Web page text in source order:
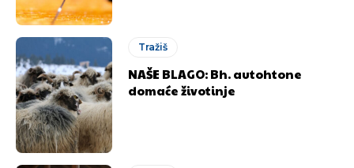
Tražiš
NAŠE BLAGO: Bh. autohtone
domaće životinje